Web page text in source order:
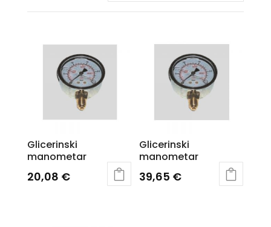
Glicerinski
manometar
20,08 €
Glicerinski
manometar
39,65 €